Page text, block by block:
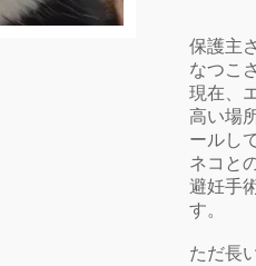
保護主
なつこ
現在、
高い場
ールし
ネコと
避妊手
す。
ただ長